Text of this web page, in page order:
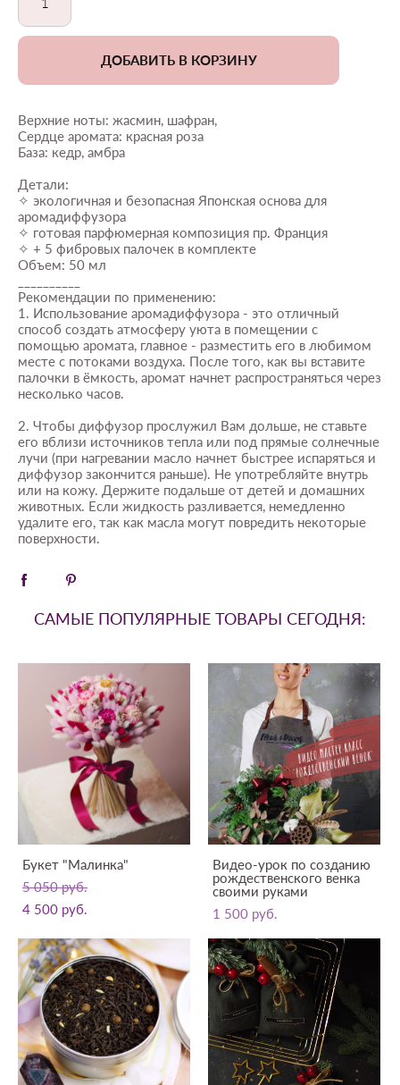
ДОБАВИТЬ В КОРЗИНУ
Верхние ноты: жасмин, шафран,
Сердце аромата: красная роза
База: кедр, амбра
Детали:
✧ экологичная и безопасная Японская основа для
аромадиффузора
✧ готовая парфюмерная композиция пр. Франция
✧ + 5 фибровых палочек в комплекте
Объем: 50 мл
Рекомендации по применению:
1. Использование аромадиффузора - это отличный
способ создать атмосферу уюта в помещении с
помощью аромата, главное - разместить его в любимом
месте с потоками воздуха. После того, как вы вставите
палочки в ёмкость, аромат начнет распространяться через
несколько часов.
2. Чтобы диффузор прослужил Вам дольше, не ставьте
его вблизи источников тепла или под прямые солнечные
лучи (при нагревании масло начнет быстрее испаряться и
диффузор закончится раньше). Не употребляйте внутрь
или на кожу. Держите подальше от детей и домашних
животных. Если жидкость разливается, немедленно
удалите его, так как масла могут повредить некоторые
поверхности.
САМЫЕ ПОПУЛЯРНЫЕ ТОВАРЫ СЕГОДНЯ:
Букет "Малинка"
5 050 pуб.
4 500 pуб.
Видео-урок по созданию
рождественского венка
своими руками
1 500 pуб.